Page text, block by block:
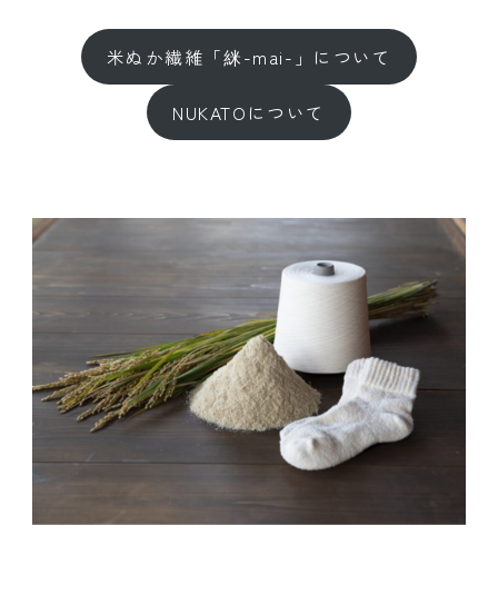
米ぬか繊維「䋛-mai-」について
NUKATOについて